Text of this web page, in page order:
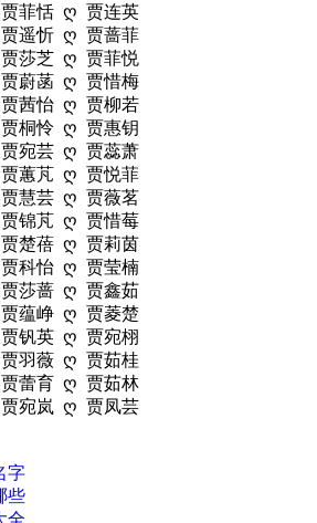
菲恬 ღ 贾连英
遥忻 ღ 贾蔷菲
莎芝 ღ 贾菲悦
蔚菡 ღ 贾惜梅
茜怡 ღ 贾柳若
桐怜 ღ 贾惠钥
宛芸 ღ 贾蕊萧
蕙芃 ღ 贾悦菲
慧芸 ღ 贾薇茗
锦芃 ღ 贾惜莓
楚蓓 ღ 贾莉茵
科怡 ღ 贾莹楠
莎蔷 ღ 贾鑫茹
蕴峥 ღ 贾菱楚
钒英 ღ 贾宛栩
羽薇 ღ 贾茹桂
蕾育 ღ 贾茹林
宛岚 ღ 贾凤芸
字
些
全